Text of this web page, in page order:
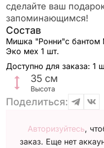
сделайте ваш
запоминающимся!
Состав
Мишка "Ронни"с бантом
Эко мех 1 шт.
Доступно для заказа: 1
35 см
Высота
Поделиться:
Авторизуйтесь,
заказ. Еще нет